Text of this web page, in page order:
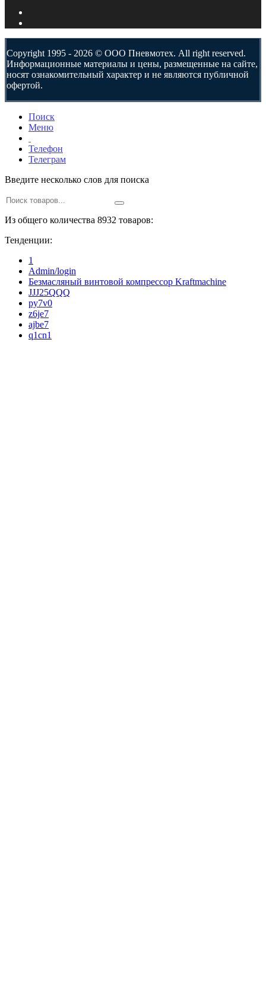
Copyright 1995 - 2026 © ООО Пневмотех. All right reserved.
Информационные материалы и цены, размещенные на сайте,
носят ознакомительный характер и не являются публичной
офертой.
Поиск
Меню
Телефон
Телеграм
Введите несколько слов для поиска
Из общего количества 8932 товаров:
Тенденции:
1
Admin/login
Безмасляный винтовой компрессор Kraftmaсhine
JJJ25QQQ
py7v0
z6je7
ajbe7
q1cn1